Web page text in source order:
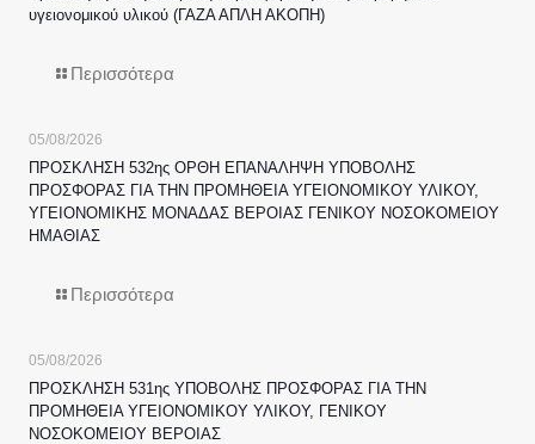
υγειονομικού υλικού (ΓΑΖΑ ΑΠΛΗ ΑΚΟΠΗ)
Περισσότερα
05/08/2026
ΠΡΟΣΚΛΗΣΗ 532ης ΟΡΘΗ ΕΠΑΝΑΛΗΨΗ ΥΠΟΒΟΛΗΣ
ΠΡΟΣΦΟΡΑΣ ΓΙΑ ΤΗΝ ΠΡΟΜΗΘΕΙΑ ΥΓΕΙΟΝΟΜΙΚΟΥ ΥΛΙΚΟΥ,
ΥΓΕΙΟΝΟΜΙΚΗΣ ΜΟΝΑΔΑΣ ΒΕΡΟΙΑΣ ΓΕΝΙΚΟΥ ΝΟΣΟΚΟΜΕΙΟΥ
ΗΜΑΘΙΑΣ
Περισσότερα
05/08/2026
ΠΡΟΣΚΛΗΣΗ 531ης ΥΠΟΒΟΛΗΣ ΠΡΟΣΦΟΡΑΣ ΓΙΑ ΤΗΝ
ΠΡΟΜΗΘΕΙΑ ΥΓΕΙΟΝΟΜΙΚΟΥ ΥΛΙΚΟΥ, ΓΕΝΙΚΟΥ
ΝΟΣΟΚΟΜΕΙΟΥ ΒΕΡΟΙΑΣ